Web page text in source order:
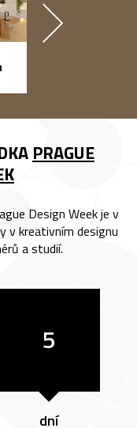
PRAGUE
Design Week je v
v kreativním designu
a studií.
5
dní